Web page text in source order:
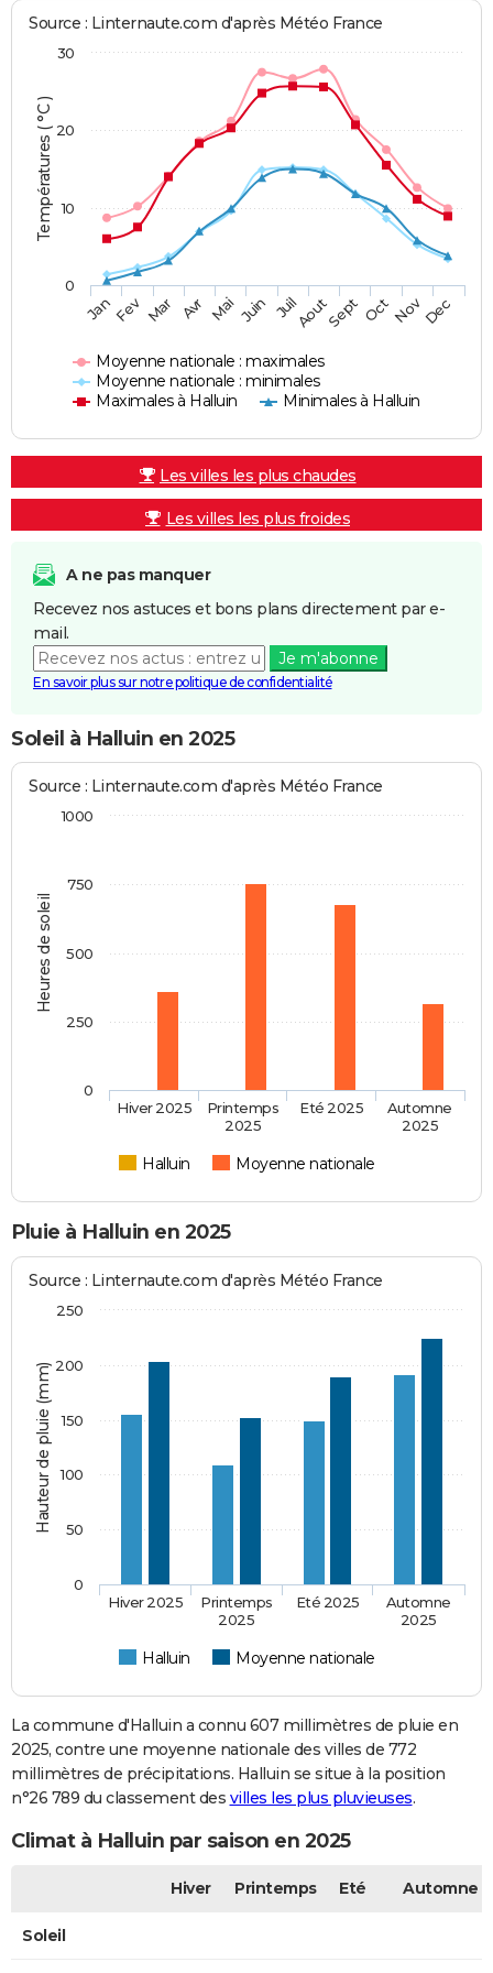
Températures ( °C )
Source : Linternaute.com d'après Météo France
Moyenne nationale : maximales
Moyenne nationale : minimales
Maximales à Halluin
Minimales à Halluin
JanFev Mar Avr Mai Juin JuilAoutSept OctNovDec
0
10
20
30
Les villes les plus chaudes
Les villes les plus froides
A ne pas manquer
Recevez nos astuces et bons plans directement par e-
mail.
Je m'abonne
En savoir plus sur notre politique de confidentialité
Soleil à Halluin en 2025
Heures de soleil
Source : Linternaute.com d'après Météo France
Halluin Moyenne nationale
Hiver 2025
Printemps
2025
Eté 2025
Automne
2025
0
250
500
750
1000
Pluie à Halluin en 2025
Hauteur de pluie (mm)
Source : Linternaute.com d'après Météo France
Halluin Moyenne nationale
Hiver 2025
Printemps
2025
Eté 2025
Automne
2025
0
50
100
150
200
250
La commune d'Halluin a connu 607 millimètres de pluie en
2025, contre une moyenne nationale des villes de 772
millimètres de précipitations. Halluin se situe à la position
n°26 789 du classement des villes les plus pluvieuses.
Climat à Halluin par saison en 2025
Hiver Printemps Eté Automne
Soleil